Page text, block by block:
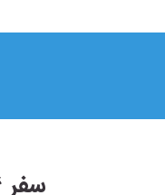
سفر ۷۲۴ چیست؟